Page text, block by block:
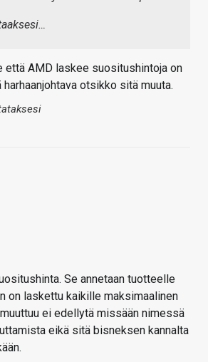
että AMD laskee suositushintoja on
otsikko sitä muuta.
Se annetaan tuotteelle
on laskettu kaikille maksimaalinen
ei edellytä missään nimessä
eikä sitä bisneksen kannalta